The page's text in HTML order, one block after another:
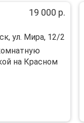
19 000 р.
ул. Мира, 12/2
на Красном